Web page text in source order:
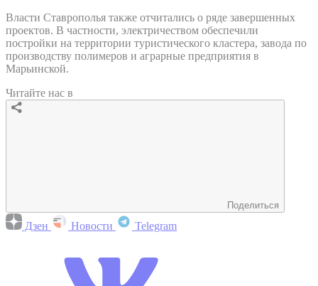
Власти Ставрополья также отчитались о ряде завершенных
проектов. В частности, электричеством обеспечили
постройки на территории туристического кластера, завода по
производству полимеров и аграрные предприятия в
Марьинской.
Читайте нас в
Поделиться
Дзен Новости Telegram